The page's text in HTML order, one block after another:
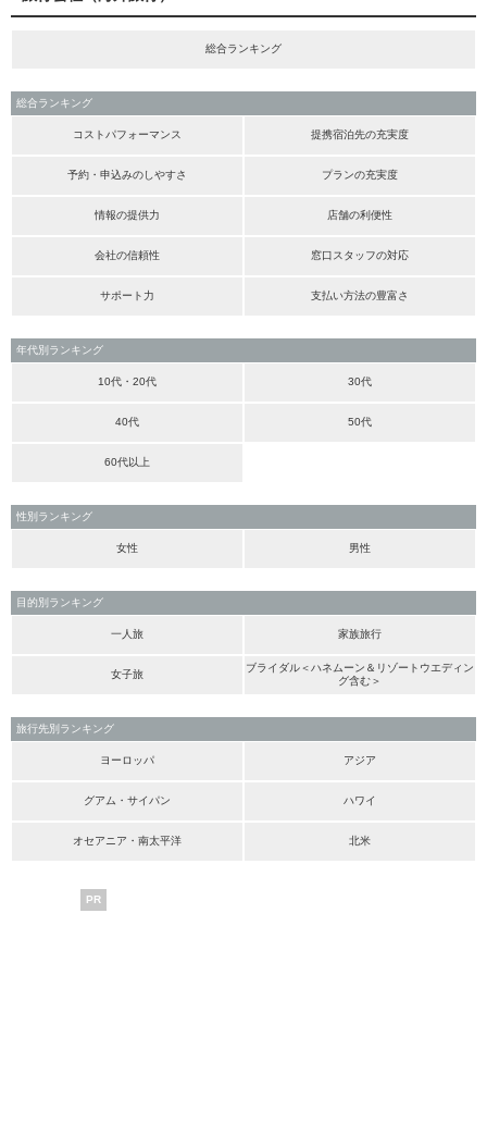
総合ランキング
総合ランキング
コストパフォーマンス 提携宿泊先の充実度
予約・申込みのしやすさ プランの充実度
情報の提供力 店舗の利便性
会社の信頼性 窓口スタッフの対応
サポート力 支払い方法の豊富さ
年代別ランキング
10代・20代 30代
40代 50代
60代以上
性別ランキング
女性 男性
目的別ランキング
一人旅 家族旅行
女子旅
ブライダル＜ハネムーン＆リゾートウエディン
グ含む＞
旅行先別ランキング
ヨーロッパ アジア
グアム・サイパン ハワイ
オセアニア・南太平洋 北米
PR